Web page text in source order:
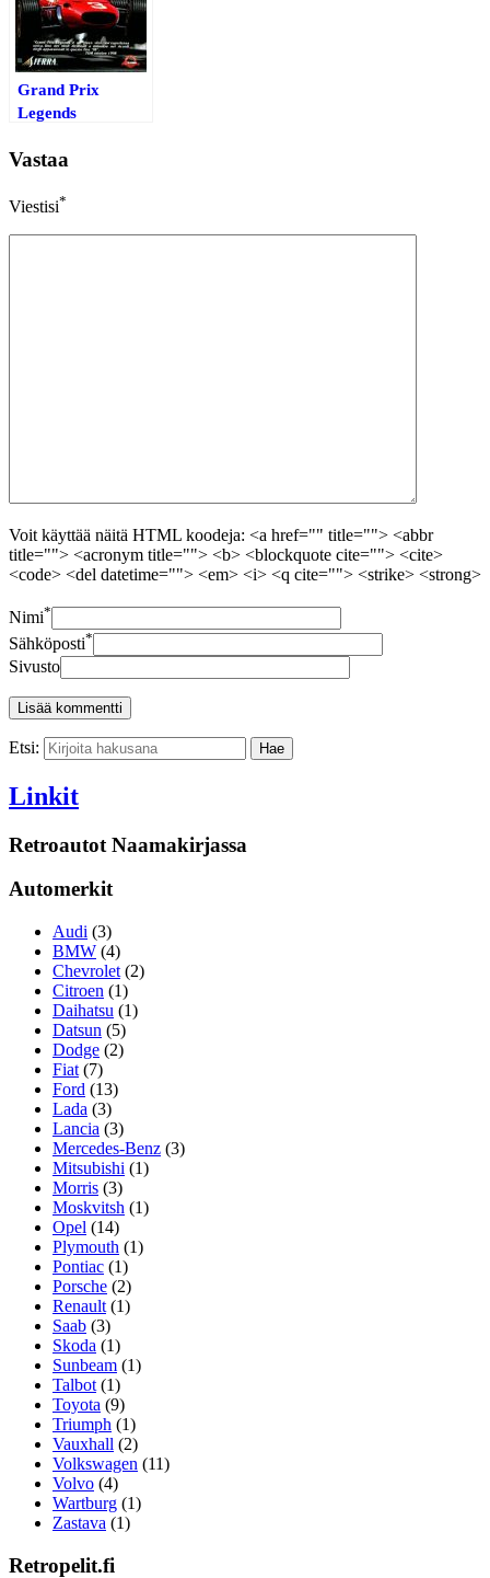
Grand Prix
Legends
Vastaa
Viestisi*
Voit käyttää näitä HTML koodeja: <a href="" title=""> <abbr
title=""> <acronym title=""> <b> <blockquote cite=""> <cite>
<code> <del datetime=""> <em> <i> <q cite=""> <strike> <strong>
Nimi*
Sähköposti*
Sivusto
Etsi:
Linkit
Retroautot Naamakirjassa
Automerkit
Audi (3)
BMW (4)
Chevrolet (2)
Citroen (1)
Daihatsu (1)
Datsun (5)
Dodge (2)
Fiat (7)
Ford (13)
Lada (3)
Lancia (3)
Mercedes-Benz (3)
Mitsubishi (1)
Morris (3)
Moskvitsh (1)
Opel (14)
Plymouth (1)
Pontiac (1)
Porsche (2)
Renault (1)
Saab (3)
Skoda (1)
Sunbeam (1)
Talbot (1)
Toyota (9)
Triumph (1)
Vauxhall (2)
Volkswagen (11)
Volvo (4)
Wartburg (1)
Zastava (1)
Retropelit.fi